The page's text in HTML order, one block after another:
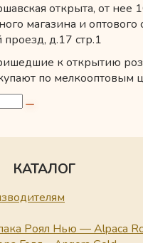
открыта, от нее
магазина и оптового
д.17 стр.1
к открытию
по мелкооптовым
КАТАЛОГ
Роял Нью — Alpaca